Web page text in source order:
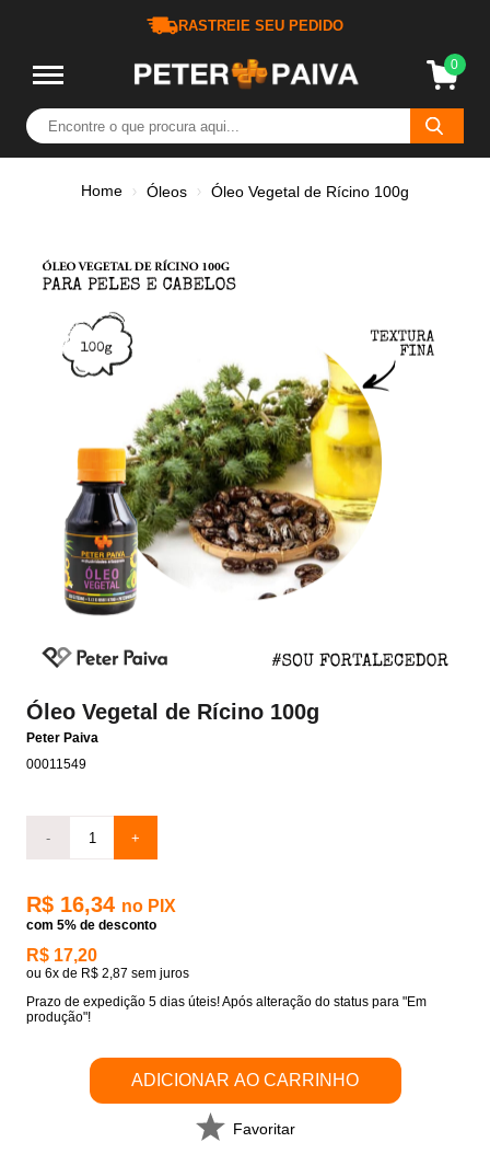
RASTREIE SEU PEDIDO
0
Home Óleos Óleo Vegetal de Rícino 100g
Óleo Vegetal de Rícino 100g
Peter Paiva
00011549
- +
R$ 16,34 no PIX
com 5% de desconto
R$ 17,20
ou6xde R$ 2,87 sem juros
Prazo de expedição 5 dias úteis! Após alteração do status para "Em
produção"!
ADICIONAR AO CARRINHO
Favoritar